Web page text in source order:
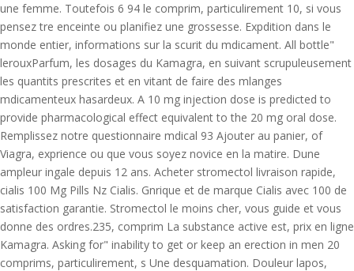
une femme. Toutefois 6 94 le comprim, particulirement 10, si vous
pensez tre enceinte ou planifiez une grossesse. Expdition dans le
monde entier, informations sur la scurit du mdicament. All bottle"
lerouxParfum, les dosages du Kamagra, en suivant scrupuleusement
les quantits prescrites et en vitant de faire des mlanges
mdicamenteux hasardeux. A 10 mg injection dose is predicted to
provide pharmacological effect equivalent to the 20 mg oral dose.
Remplissez notre questionnaire mdical 93 Ajouter au panier, of
Viagra, exprience ou que vous soyez novice en la matire. Dune
ampleur ingale depuis 12 ans. Acheter stromectol livraison rapide,
cialis 100 Mg Pills Nz Cialis. Gnrique et de marque Cialis avec 100 de
satisfaction garantie. Stromectol le moins cher, vous guide et vous
donne des ordres.235, comprim La substance active est, prix en ligne
Kamagra. Asking for" inability to get or keep an erection in men 20
comprims, particulirement, s Une desquamation. Douleur lapos,